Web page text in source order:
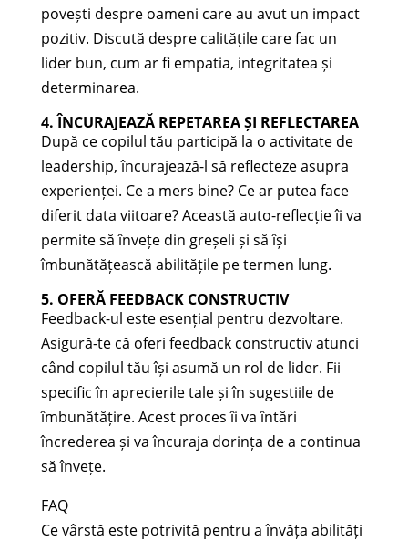
povești despre oameni care au avut un impact
pozitiv. Discută despre calitățile care fac un
lider bun, cum ar fi empatia, integritatea și
determinarea.
4. ÎNCURAJEAZĂ REPETAREA ȘI REFLECTAREA
După ce copilul tău participă la o activitate de
leadership, încurajează-l să reflecteze asupra
experienței. Ce a mers bine? Ce ar putea face
diferit data viitoare? Această auto-reflecție îi va
permite să învețe din greșeli și să își
îmbunătățească abilitățile pe termen lung.
5. OFERĂ FEEDBACK CONSTRUCTIV
Feedback-ul este esențial pentru dezvoltare.
Asigură-te că oferi feedback constructiv atunci
când copilul tău își asumă un rol de lider. Fii
specific în aprecierile tale și în sugestiile de
îmbunătățire. Acest proces îi va întări
încrederea și va încuraja dorința de a continua
să învețe.
FAQ
Ce vârstă este potrivită pentru a învăța abilități